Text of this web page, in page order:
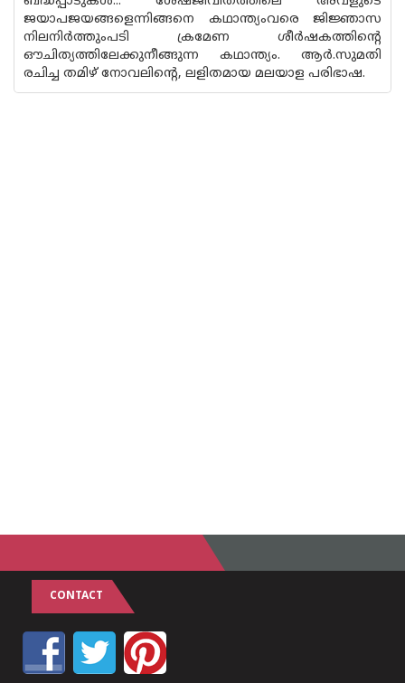
ജയാപജയങ്ങളെന്നിങ്ങനെ കഥാന്ത്യംവരെ ജിജ്ഞാസ
നിലനിർത്തുംപടി ക്രമേണ ശീർഷകത്തിൻ്റെ
ഔചിത്യത്തിലേക്കുനീങ്ങുന്ന കഥാന്ത്യം. ആർ.സുമതി
രചിച്ച തമിഴ് നോവലിന്റെ, ലളിതമായ മലയാള പരിഭാഷ.
CONTACT